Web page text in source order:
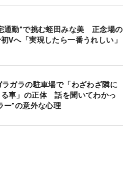
通勤”で挑む蛭田みな美 正念場の
Vへ「実現したら一番うれしい」
ガラの駐車場で「わざわざ隣に
車」の正体 話を聞いてわかっ
ー”の意外な心理